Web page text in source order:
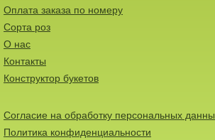
Оплата заказа по номеру
Сорта роз
О нас
Контакты
Конструктор букетов
Согласие на обработку персональных
Политика конфиденциальности